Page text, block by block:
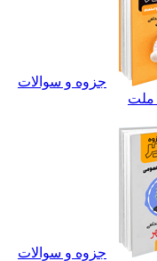
جزوه و سوالات
جزوه و سوالات